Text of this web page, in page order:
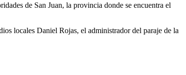
de San Juan, la provincia donde se encuentra el
locales Daniel Rojas, el administrador del paraje de la